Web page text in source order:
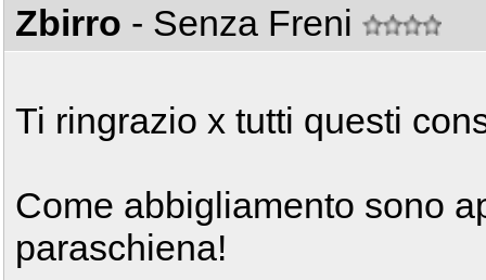
Zbirro - Senza Freni
Ti ringrazio x tutti questi
Come abbigliamento sono
paraschiena!